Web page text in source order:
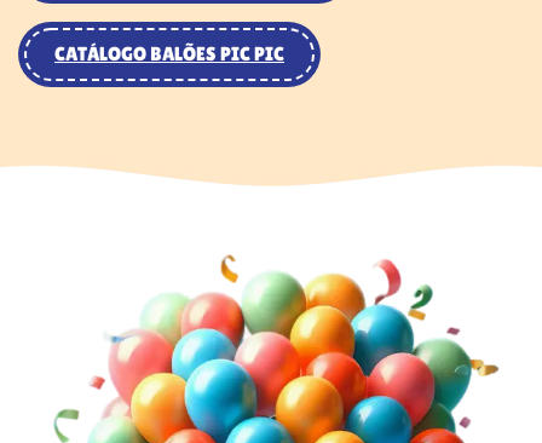
CATÁLOGO BALÕES PIC PIC